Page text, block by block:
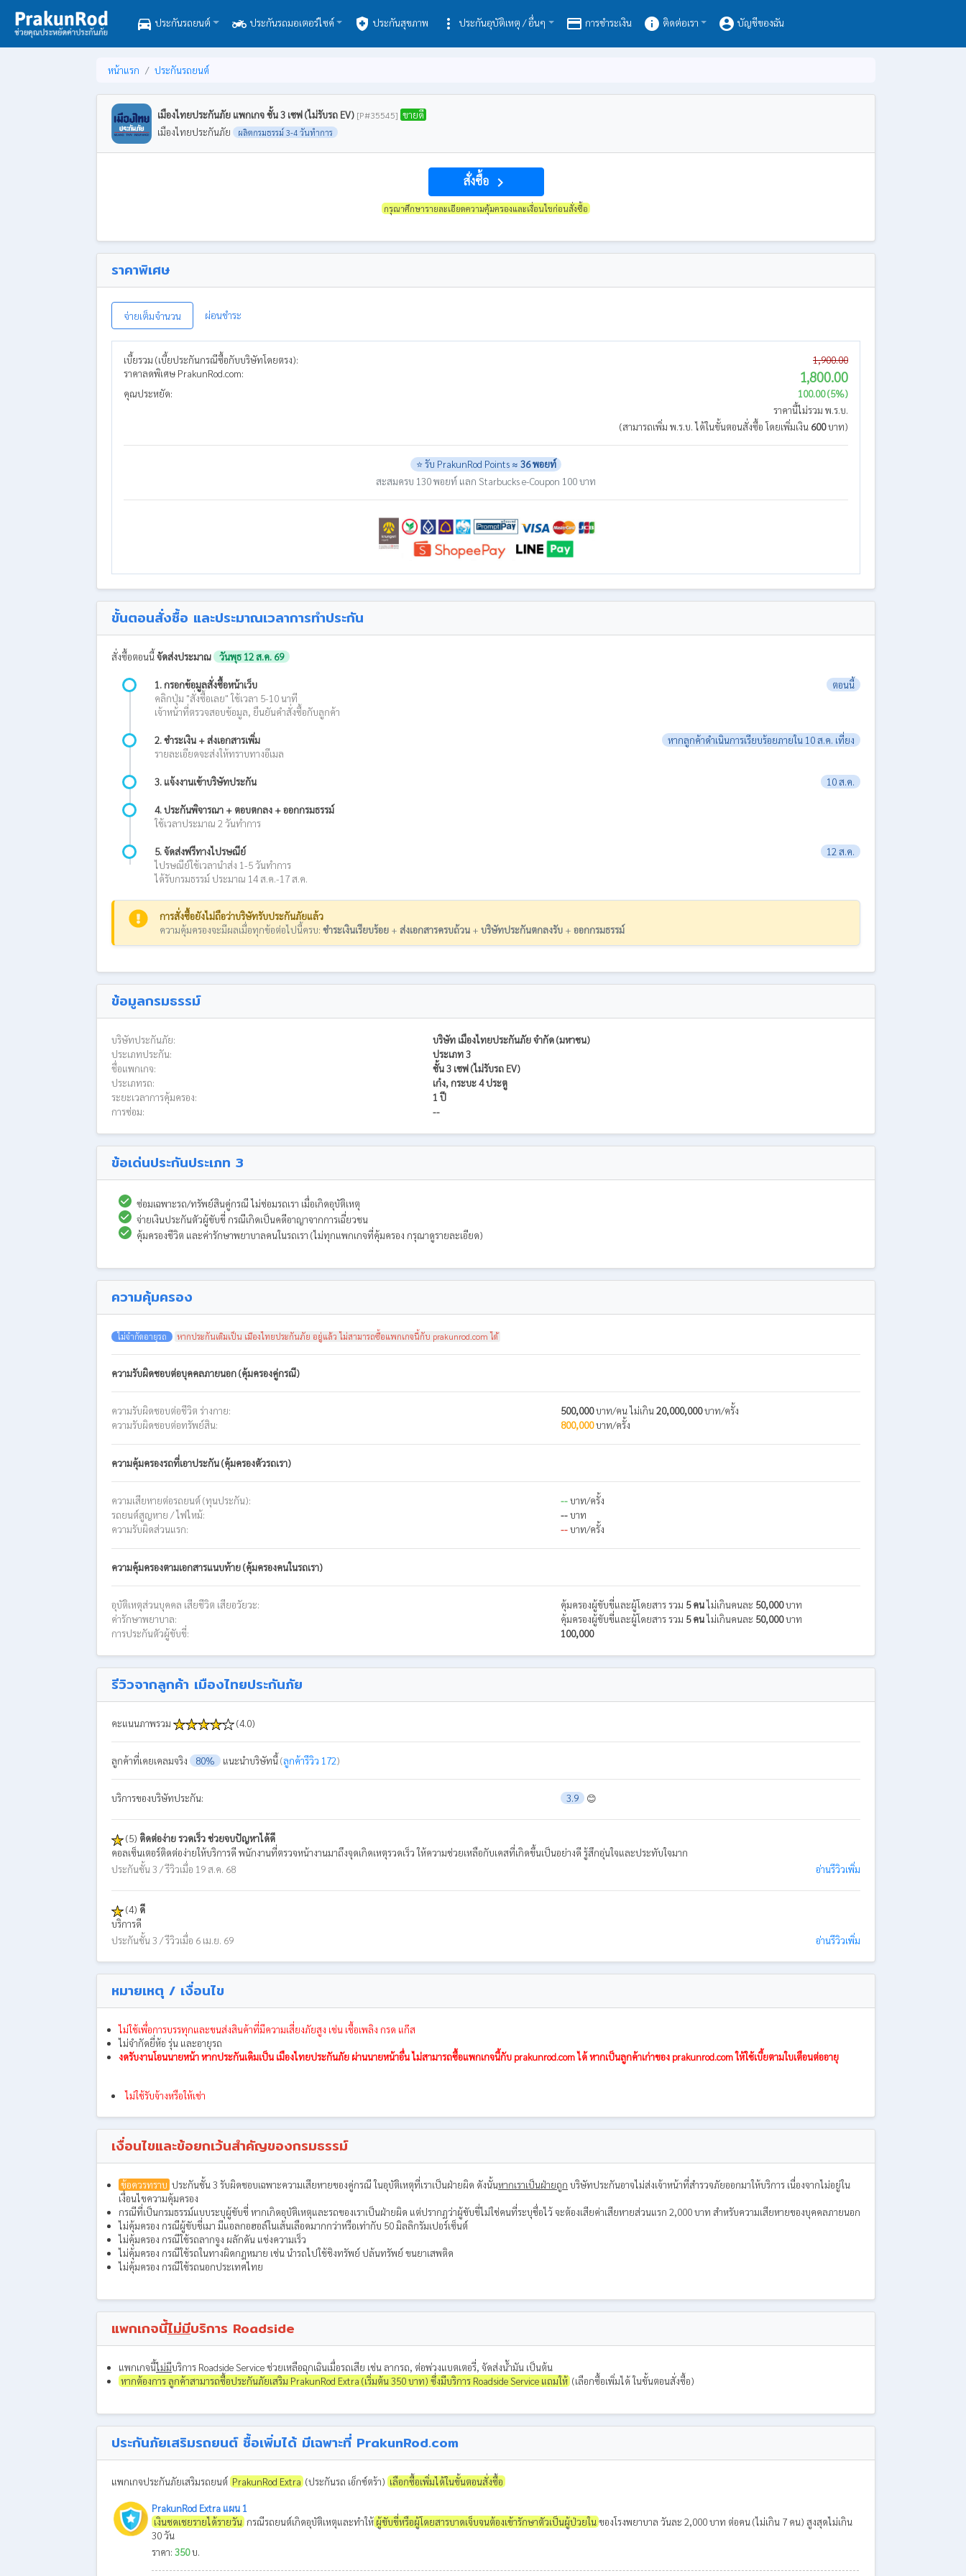
directions_car ประกันรถยนต์ two_wheeler ประกันรถมอเตอร์ไซค์ health_and_safety ประกันสุขภาพ more_vert ประกันอุบัติเหตุ / อื่นๆ payment การชำระเงิน info ติดต่อเรา account_circle บัญชีของฉัน
หน้าแรก ประกันรถยนต์
เมืองไทยประกันภัย แพกเกจ ชั้น 3 เซฟ (ไม่รับรถ EV) [P#35545] ขายดี
เมืองไทยประกันภัย
ผลิตกรมธรรม์ 3-4 วันทำการ
สั่งซื้อ navigate_next
กรุณาศึกษารายละเอียดความคุ้มครองและเงื่อนไขก่อนสั่งซื้อ
ราคาพิเศษ
จ่ายเต็มจำนวน ผ่อนชำระ
เบี้ยรวม (เบี้ยประกันกรณีซื้อกับบริษัทโดยตรง):
1,900.00
ราคาลดพิเศษ PrakunRod.com:
1,800.00
คุณประหยัด:
100.00 (5%)
ราคานี้ไม่รวม พ.ร.บ.
(สามารถเพิ่ม พ.ร.บ. ได้ในขั้นตอนสั่งซื้อ โดยเพิ่มเงิน 600บาท)
⭐ รับ PrakunRod Points ≈ 36 พอยท์
สะสมครบ 130 พอยท์ แลก Starbucks e-Coupon 100 บาท
ขั้นตอนสั่งซื้อ และประมาณเวลาการทำประกัน
สั่งซื้อตอนนี้จัดส่งประมาณ วันพุธ 12 ส.ค. 69
1. กรอกข้อมูลสั่งซื้อหน้าเว็บ
ตอนนี้
คลิกปุ่ม "สั่งซื้อเลย" ใช้เวลา 5-10 นาที
เจ้าหน้าที่ตรวจสอบข้อมูล, ยืนยันคำสั่งซื้อกับลูกค้า
2. ชำระเงิน + ส่งเอกสารเพิ่ม
หากลูกค้าดำเนินการเรียบร้อยภายใน 10 ส.ค. เที่ยง
รายละเอียดจะส่งให้ทราบทางอีเมล
3. แจ้งงานเข้าบริษัทประกัน 10 ส.ค.
4. ประกันพิจารณา + ตอบตกลง + ออกกรมธรรม์
ใช้เวลาประมาณ 2 วันทำการ
5. จัดส่งฟรีทางไปรษณีย์
12 ส.ค.
ไปรษณีย์ใช้เวลานำส่ง 1-5 วันทำการ
ได้รับกรมธรรม์ ประมาณ 14 ส.ค.-17 ส.ค.
การสั่งซื้อยังไม่ถือว่าบริษัทรับประกันภัยแล้ว
ความคุ้มครองจะมีผลเมื่อทุกข้อต่อไปนี้ครบ: ชำระเงินเรียบร้อย+ ส่งเอกสารครบถ้วน+ บริษัทประกันตกลงรับ+ ออกกรมธรรม์
ข้อมูลกรมธรรม์
บริษัทประกันภัย:
บริษัท เมืองไทยประกันภัย จำกัด (มหาชน)
ประเภทประกัน:
ประเภท 3
ชื่อแพกเกจ:
ชั้น 3 เซฟ (ไม่รับรถ EV)
ประเภทรถ:
เก๋ง, กระบะ 4 ประตู
ระยะเวลาการคุ้มครอง:
1 ปี
การซ่อม:
--
ข้อเด่นประกันประเภท 3
ซ่อมเฉพาะรถ/ทรัพย์สินคู่กรณี ไม่ซ่อมรถเรา เมื่อเกิดอุบัติเหตุ
จ่ายเงินประกันตัวผู้ขับขี่ กรณีเกิดเป็นคดีอาญาจากการเฉี่ยวชน
คุ้มครองชีวิต และค่ารักษาพยาบาลคนในรถเรา (ไม่ทุกแพกเกจที่คุ้มครอง กรุณาดูรายละเอียด)
ความคุ้มครอง
ไม่จำกัดอายุรถ หากประกันเดิมเป็น เมืองไทยประกันภัย อยู่แล้ว ไม่สามารถซื้อแพกเกจนี้กับ prakunrod.com ได้
ความรับผิดชอบต่อบุคคลภายนอก (คุ้มครองคู่กรณี)
ความรับผิดชอบต่อชีวิต ร่างกาย: 500,000บาท/คน ไม่เกิน20,000,000บาท/ครั้ง
ความรับผิดชอบต่อทรัพย์สิน:
800,000บาท/ครั้ง
ความคุ้มครองรถที่เอาประกัน (คุ้มครองตัวรถเรา)
ความเสียหายต่อรถยนต์ (ทุนประกัน): --บาท/ครั้ง
รถยนต์สูญหาย / ไฟไหม้:
--บาท
ความรับผิดส่วนแรก:
--บาท/ครั้ง
ความคุ้มครองตามเอกสารแนบท้าย (คุ้มครองคนในรถเรา)
อุบัติเหตุส่วนบุคคล เสียชีวิต เสียอวัยวะ: คุ้มครองผู้ขับขี่และผู้โดยสาร รวม 5 คนไม่เกินคนละ 50,000บาท
ค่ารักษาพยาบาล:
คุ้มครองผู้ขับขี่และผู้โดยสาร รวม 5 คนไม่เกินคนละ 50,000บาท
การประกันตัวผู้ขับขี่:
100,000
รีวิวจากลูกค้า เมืองไทยประกันภัย
คะแนนภาพรวม (4.0)
ลูกค้าที่เคยเคลมจริง 80% แนะนำบริษัทนี้(ลูกค้ารีวิว 172)
บริการของบริษัทประกัน: 3.9 😊
(5) ติดต่อง่าย รวดเร็ว ช่วยจบปัญหาได้ดี
คอลเซ็นเตอร์ติดต่อง่ายให้บริการดี พนักงานที่ตรวจหน้างานมาถึงจุดเกิดเหตุรวดเร็ว ให้ความช่วยเหลือกับเคสที่เกิดขึ้นเป็นอย่างดี รู้สึกอุ่นใจและประทับใจมาก
ประกันชั้น 3 / รีวิวเมื่อ 19 ส.ค. 68
อ่านรีวิวเพิ่ม
(4) ดี
บริการดี
ประกันชั้น 3 / รีวิวเมื่อ 6 เม.ย. 69
อ่านรีวิวเพิ่ม
หมายเหตุ / เงื่อนไข
ไม่ใช้เพื่อการบรรทุกและขนส่งสินค้าที่มีความเสี่ยงภัยสูง เช่น เชื้อเพลิง กรด แก๊ส
ไม่จำกัดยี่ห้อ รุ่น และอายุรถ
งดรับงานโอนนายหน้า หากประกันเดิมเป็น เมืองไทยประกันภัย ผ่านนายหน้าอื่น ไม่สามารถซื้อแพกเกจนี้กับ prakunrod.com ได้ หากเป็นลูกค้าเก่าของ prakunrod.com ให้ใช้เบี้ยตามใบเตือนต่ออายุ
ไม่ใช้รับจ้างหรือให้เช่า
เงื่อนไขและข้อยกเว้นสำคัญของกรมธรรม์
ข้อควรทราบ ประกันชั้น 3 รับผิดชอบเฉพาะความเสียหายของคู่กรณี ในอุบัติเหตุที่เราเป็นฝ่ายผิด ดังนั้นหากเราเป็นฝ่ายถูก บริษัทประกันอาจไม่ส่งเจ้าหน้าที่สำรวจภัยออกมาให้บริการ เนื่องจากไม่อยู่ใน
เงื่อนไขความคุ้มครอง
กรณีที่เป็นกรมธรรม์แบบระบุผู้ขับขี่ หากเกิดอุบัติเหตุและรถของเราเป็นฝ่ายผิด แต่ปรากฏว่าผู้ขับขี่ไม่ใช่คนที่ระบุชื่อไว้ จะต้องเสียค่าเสียหายส่วนแรก 2,000 บาท สำหรับความเสียหายของบุคคลภายนอก
ไม่คุ้มครอง กรณีผู้ขับขี่เมา มีแอลกอฮอล์ในเส้นเลือดมากกว่าหรือเท่ากับ 50 มิลลิกรัมเปอร์เซ็นต์
ไม่คุ้มครอง กรณีใช้รถลากจูง ผลักดัน แข่งความเร็ว
ไม่คุ้มครอง กรณีใช้รถในทางผิดกฎหมาย เช่น นำรถไปใช้ชิงทรัพย์ ปล้นทรัพย์ ขนยาเสพติด
ไม่คุ้มครอง กรณีใช้รถนอกประเทศไทย
แพกเกจนี้ไม่มีบริการ Roadside
แพกเกจนี้ไม่มีบริการ Roadside Service ช่วยเหลือฉุกเฉินเมื่อรถเสีย เช่น ลากรถ, ต่อพ่วงแบตเตอรี่, จัดส่งน้ำมัน เป็นต้น
หากต้องการ ลูกค้าสามารถซื้อประกันภัยเสริม PrakunRod Extra (เริ่มต้น 350 บาท) ซึ่งมีบริการ Roadside Service แถมให้ (เลือกซื้อเพิ่มได้ ในขั้นตอนสั่งซื้อ)
ประกันภัยเสริมรถยนต์ ซื้อเพิ่มได้ มีเฉพาะที่ PrakunRod.com
แพกเกจประกันภัยเสริมรถยนต์ PrakunRod Extra (ประกันรถ เอ็กซ์ตร้า) เลือกซื้อเพิ่มได้ในขั้นตอนสั่งซื้อ
PrakunRod Extra แผน 1
เงินชดเชยรายได้รายวัน กรณีรถยนต์เกิดอุบัติเหตุและทำให้ ผู้ขับขี่หรือผู้โดยสารบาดเจ็บจนต้องเข้ารักษาตัวเป็นผู้ป่วยในของโรงพยาบาล วันละ 2,000 บาท ต่อคน (ไม่เกิน 7 คน) สูงสุดไม่เกิน
30 วัน
ราคา: 350บ.